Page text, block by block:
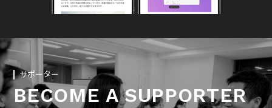
サポーター
BECOME A SUPPORTER